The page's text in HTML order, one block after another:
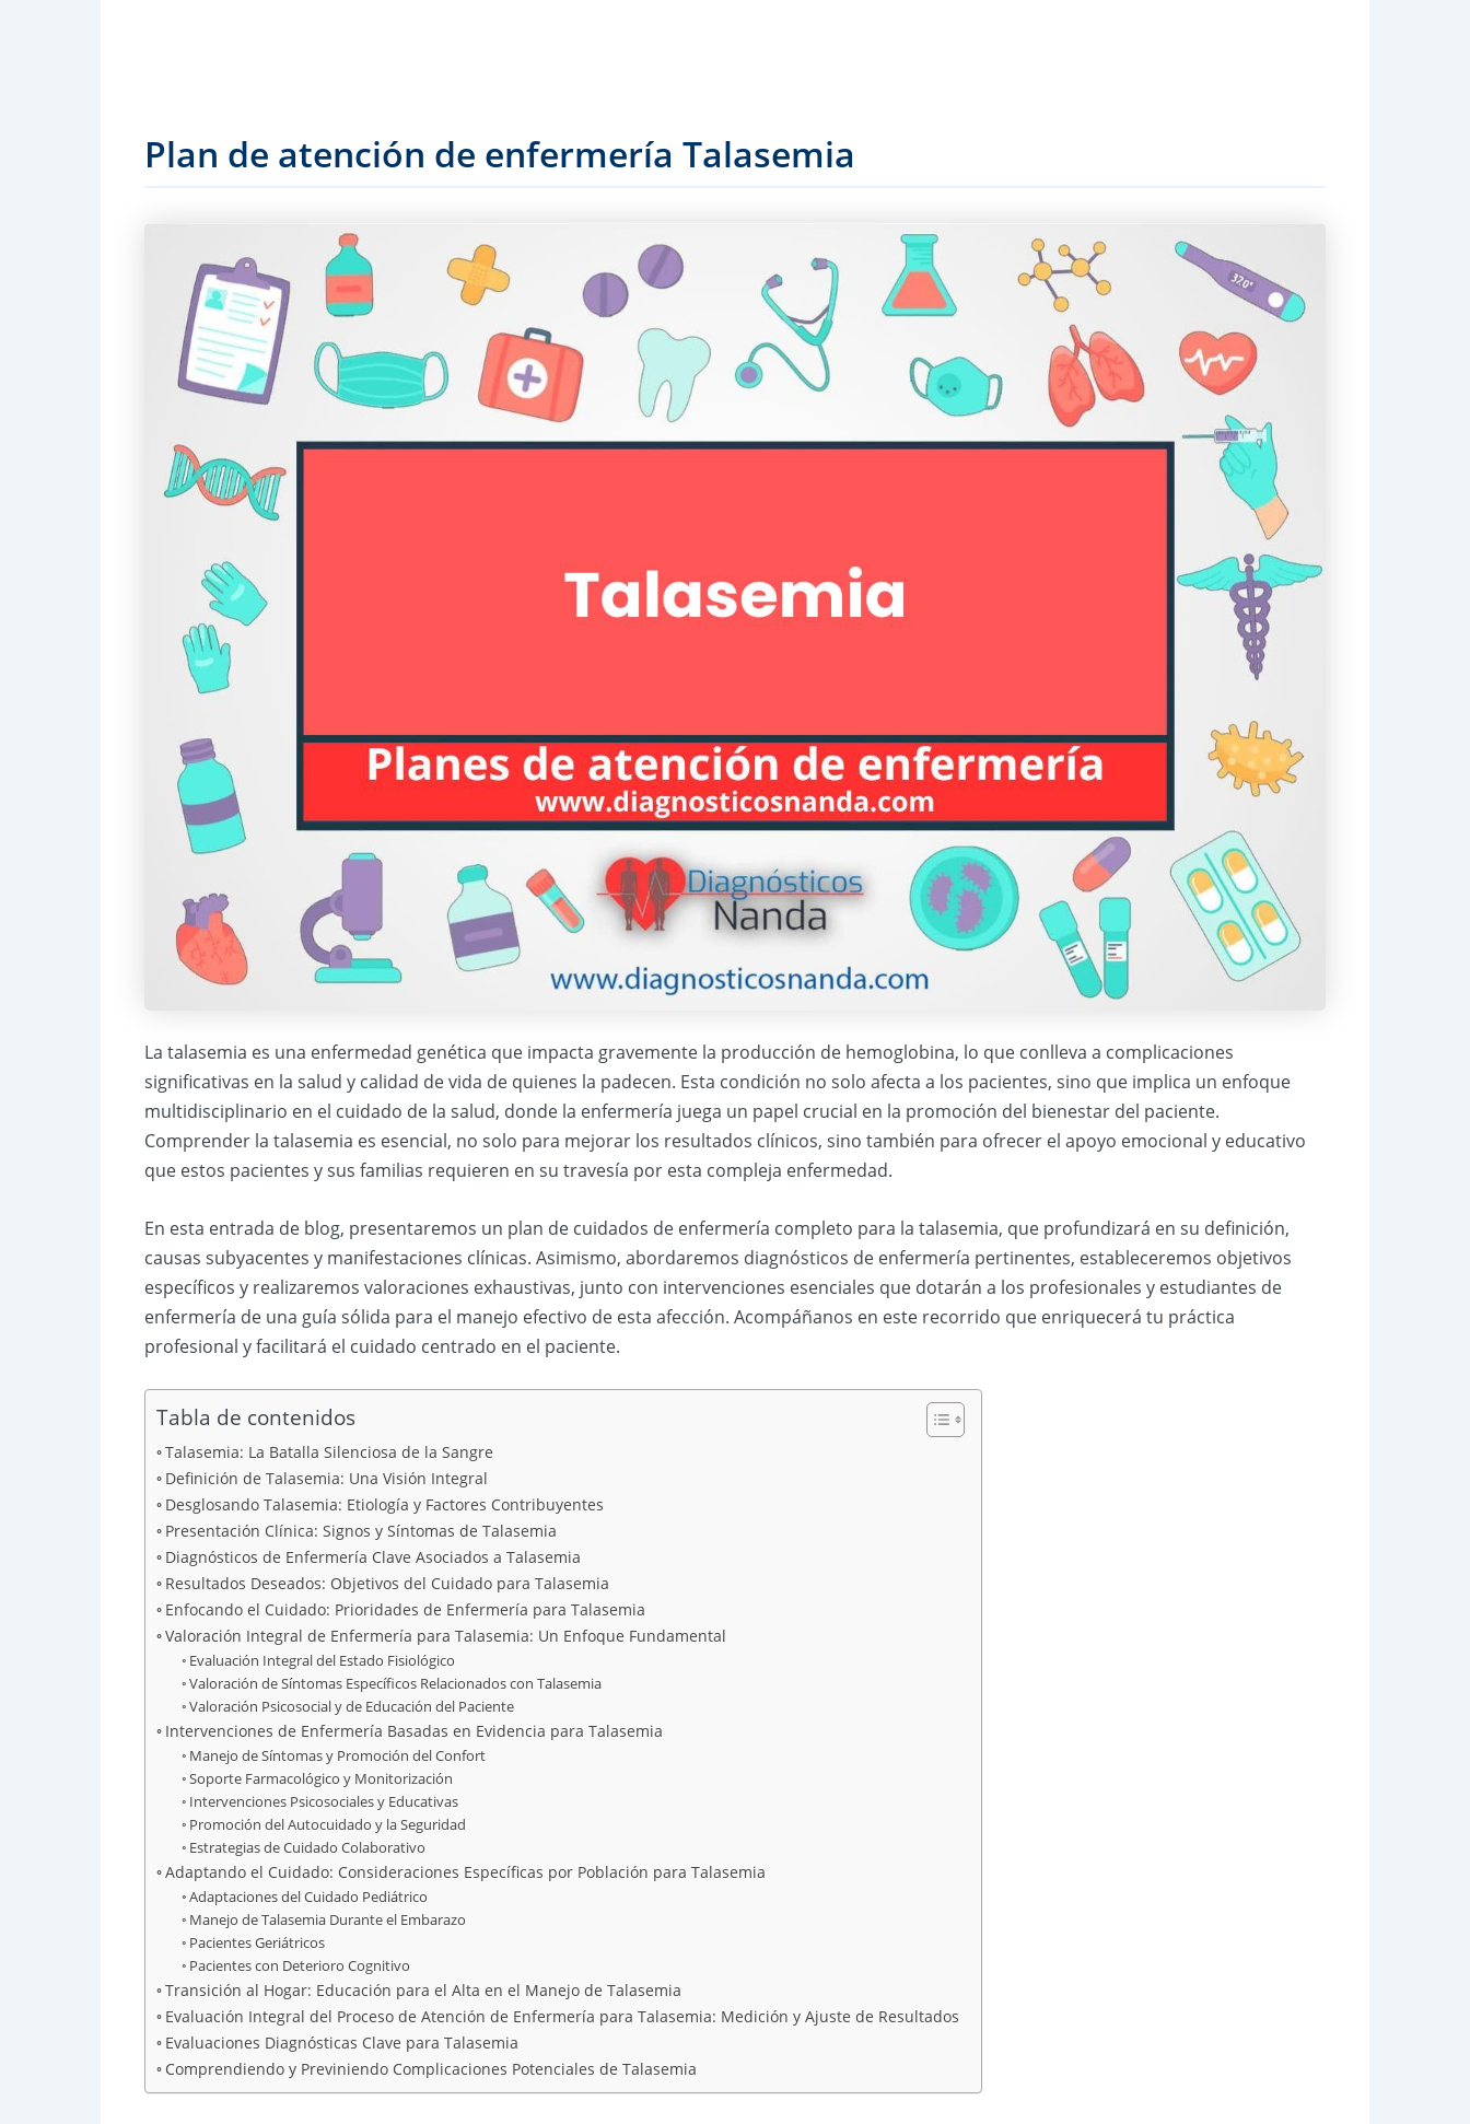
Plan de atención de enfermería Talasemia
La talasemia es una enfermedad genética que impacta gravemente la producción de hemoglobina, lo que conlleva a complicaciones
significativas en la salud y calidad de vida de quienes la padecen. Esta condición no solo afecta a los pacientes, sino que implica un enfoque
multidisciplinario en el cuidado de la salud, donde la enfermería juega un papel crucial en la promoción del bienestar del paciente.
Comprender la talasemia es esencial, no solo para mejorar los resultados clínicos, sino también para ofrecer el apoyo emocional y educativo
que estos pacientes y sus familias requieren en su travesía por esta compleja enfermedad.
En esta entrada de blog, presentaremos un plan de cuidados de enfermería completo para la talasemia, que profundizará en su definición,
causas subyacentes y manifestaciones clínicas. Asimismo, abordaremos diagnósticos de enfermería pertinentes, estableceremos objetivos
específicos y realizaremos valoraciones exhaustivas, junto con intervenciones esenciales que dotarán a los profesionales y estudiantes de
enfermería de una guía sólida para el manejo efectivo de esta afección. Acompáñanos en este recorrido que enriquecerá tu práctica
profesional y facilitará el cuidado centrado en el paciente.
Tabla de contenidos
Talasemia: La Batalla Silenciosa de la Sangre
Definición de Talasemia: Una Visión Integral
Desglosando Talasemia: Etiología y Factores Contribuyentes
Presentación Clínica: Signos y Síntomas de Talasemia
Diagnósticos de Enfermería Clave Asociados a Talasemia
Resultados Deseados: Objetivos del Cuidado para Talasemia
Enfocando el Cuidado: Prioridades de Enfermería para Talasemia
Valoración Integral de Enfermería para Talasemia: Un Enfoque Fundamental
Evaluación Integral del Estado Fisiológico
Valoración de Síntomas Específicos Relacionados con Talasemia
Valoración Psicosocial y de Educación del Paciente
Intervenciones de Enfermería Basadas en Evidencia para Talasemia
Manejo de Síntomas y Promoción del Confort
Soporte Farmacológico y Monitorización
Intervenciones Psicosociales y Educativas
Promoción del Autocuidado y la Seguridad
Estrategias de Cuidado Colaborativo
Adaptando el Cuidado: Consideraciones Específicas por Población para Talasemia
Adaptaciones del Cuidado Pediátrico
Manejo de Talasemia Durante el Embarazo
Pacientes Geriátricos
Pacientes con Deterioro Cognitivo
Transición al Hogar: Educación para el Alta en el Manejo de Talasemia
Evaluación Integral del Proceso de Atención de Enfermería para Talasemia: Medición y Ajuste de Resultados
Evaluaciones Diagnósticas Clave para Talasemia
Comprendiendo y Previniendo Complicaciones Potenciales de Talasemia